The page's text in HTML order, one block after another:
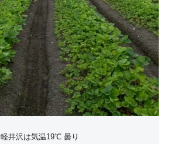
軽井沢は気温19℃ 曇り